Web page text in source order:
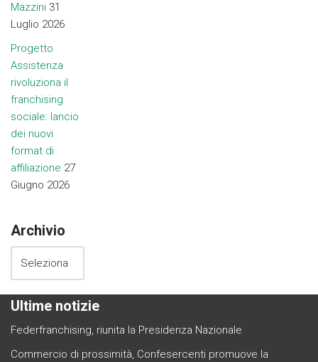
Mazzini 31
Luglio 2026
Progetto
Assistenza
rivoluziona il
franchising
sociale: lancio
dei nuovi
format di
affiliazione 27
Giugno 2026
Archivio
Ultime notizie
Federfranchising, riunita la Presidenza Nazionale
Commercio di prossimità, Confesercenti promuove la